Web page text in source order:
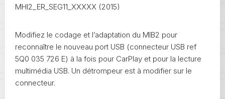
MHI2_ER_SEG11_XXXXX (2015)
Modifiez le codage et l’adaptation du MIB2 pour
reconnaître le nouveau port USB (connecteur USB ref
5Q0 035 726 E) à la fois pour CarPlay et pour la lecture
multimédia USB. Un détrompeur est à modifier sur le
connecteur.